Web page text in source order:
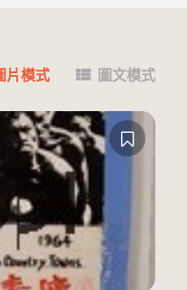
片模式 圖文模式